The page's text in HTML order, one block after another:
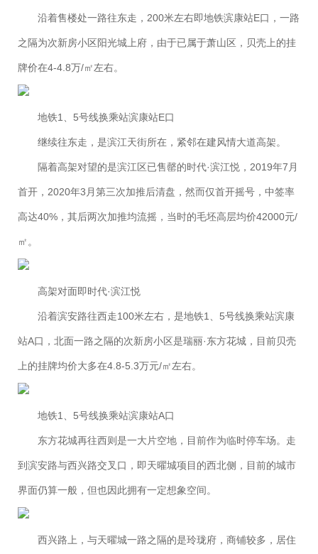
沿着售楼处一路往东走，200米左右即地铁滨康站E口，一路
之隔为次新房小区阳光城上府，由于已属于萧山区，贝壳上的挂
牌价在4-4.8万/㎡左右。
地铁1、5号线换乘站滨康站E口
继续往东走，是滨江天街所在，紧邻在建风情大道高架。
隔着高架对望的是滨江区已售罄的时代·滨江悦，2019年7月
首开，2020年3月第三次加推后清盘，然而仅首开摇号，中签率
高达40%，其后两次加推均流摇，当时的毛坯高层均价42000元/
㎡。
高架对面即时代·滨江悦
沿着滨安路往西走100米左右，是地铁1、5号线换乘站滨康
站A口，北面一路之隔的次新房小区是瑞丽·东方花城，目前贝壳
上的挂牌均价大多在4.8-5.3万元/㎡左右。
地铁1、5号线换乘站滨康站A口
东方花城再往西则是一大片空地，目前作为临时停车场。走
到滨安路与西兴路交叉口，即天曜城项目的西北侧，目前的城市
界面仍算一般，但也因此拥有一定想象空间。
西兴路上，与天曜城一路之隔的是玲珑府，商铺较多，居住